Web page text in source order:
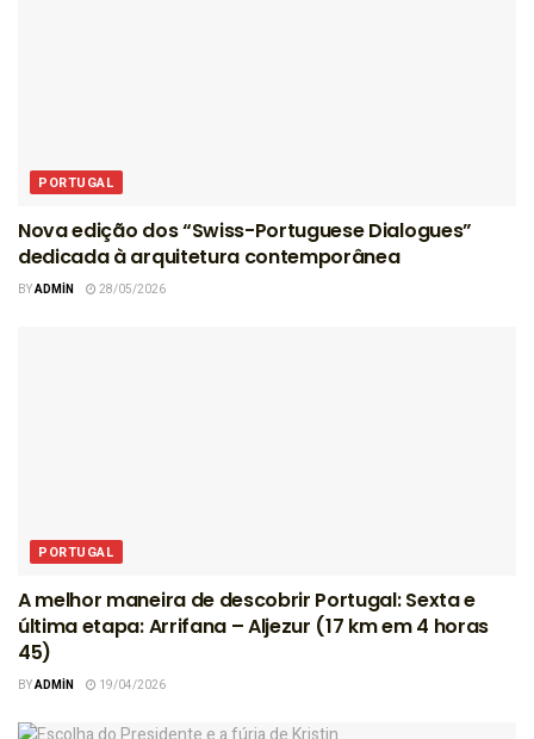
PORTUGAL
Nova edição dos “Swiss-Portuguese Dialogues”
dedicada à arquitetura contemporânea
BYADMIN 28/05/2026
PORTUGAL
A melhor maneira de descobrir Portugal: Sexta e
última etapa: Arrifana – Aljezur (17 km em 4 horas
45)
BYADMIN 19/04/2026